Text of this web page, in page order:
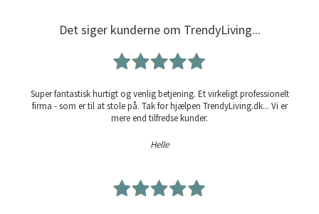
Det siger kunderne om TrendyLiving...
Super fantastisk hurtigt og venlig betjening. Et virkeligt professionelt
firma - som er til at stole på. Tak for hjælpen TrendyLiving.dk... Vi er
mere end tilfredse kunder.
Helle